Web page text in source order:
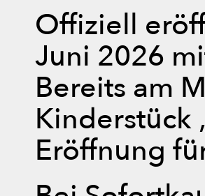
Offiziell
Juni 2026
Bereits am
Kinderstück
Eröffnung